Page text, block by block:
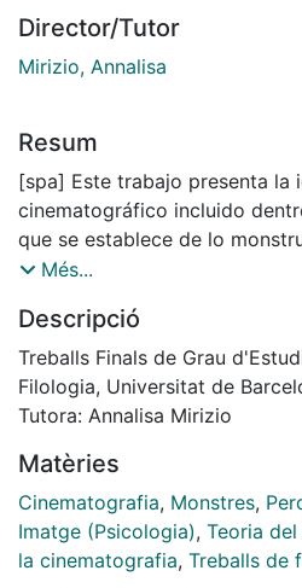
Director/Tutor
Mirizio, Annalisa
Resum
[spa] Este trabajo presenta la
cinematográfico incluido
que se establece de lo
monstruo”), siguiendo, para
movimiento y la imagen-
'Francis Bacon: lógica de las
presentar este nuevo signo, el
través de dos puntos: primero,
como “imagen del
de dos estilos
imagen-monstruo centrada
principal consideración las
Més...
Descripció
Treballs Finals de Grau
Filologia, Universitat de
Tutora: Annalisa Mirizio
Matèries
Cinematografia, Monstres,
Imatge (Psicologia), Teoria
la cinematografia, Treballs de